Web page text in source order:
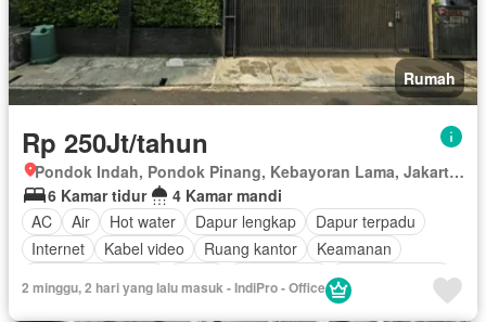
Rumah
Rp 250Jt/tahun
Pondok Indah, Pondok Pinang, Kebayoran Lama, Jakarta Selatan, Daerah Khusus Ibukota Jakarta
6 Kamar tidur
4 Kamar mandi
AC
Air Hot water Dapur lengkap
Dapur terpadu
Internet
Kabel video Ruang kantor
Keamanan
Secure parking
Sebagian perabotan
2 minggu, 2 hari yang lalu masuk - IndiPro - Office